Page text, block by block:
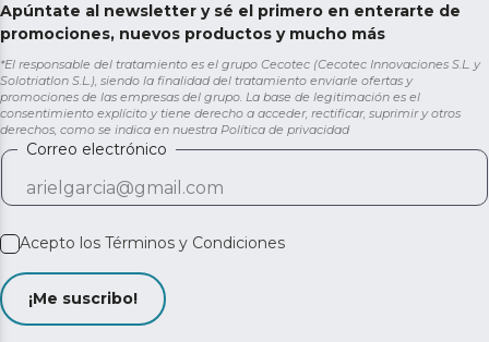
Apúntate al newsletter y sé el primero en enterarte de
promociones, nuevos productos y mucho más
*El responsable del tratamiento es el grupo Cecotec (Cecotec Innovaciones S.L. y
Solotriatlon S.L.), siendo la finalidad del tratamiento enviarle ofertas y
promociones de las empresas del grupo. La base de legitimación es el
consentimiento explícito y tiene derecho a acceder, rectificar, suprimir y otros
derechos, como se indica en nuestra Política de privacidad
Correo electrónico
Acepto los Términos y Condiciones
¡Me suscribo!